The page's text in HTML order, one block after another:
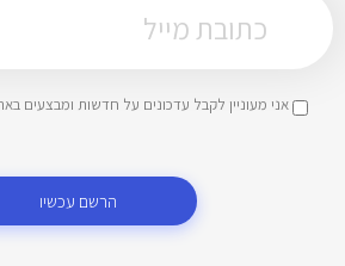
אני מעוניין לקבל עדכונים על חדשות ומבצעים
הרשם עכשיו